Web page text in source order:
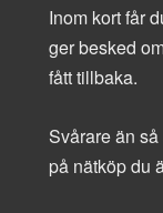
Inom kort får
ger besked
fått tillbaka.
Svårare än
på nätköp du